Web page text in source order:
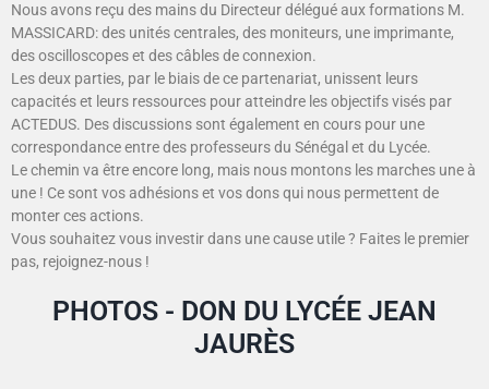
Nous avons reçu des mains du Directeur délégué aux formations M.
MASSICARD: des unités centrales, des moniteurs, une imprimante,
des oscilloscopes et des câbles de connexion.
Les deux parties, par le biais de ce partenariat, unissent leurs
capacités et leurs ressources pour atteindre les objectifs visés par
ACTEDUS. Des discussions sont également en cours pour une
correspondance entre des professeurs du Sénégal et du Lycée.
Le chemin va être encore long, mais nous montons les marches une à
une ! Ce sont vos adhésions et vos dons qui nous permettent de
monter ces actions.
Vous souhaitez vous investir dans une cause utile ? Faites le premier
pas, rejoignez-nous !
PHOTOS - DON DU LYCÉE JEAN
JAURÈS